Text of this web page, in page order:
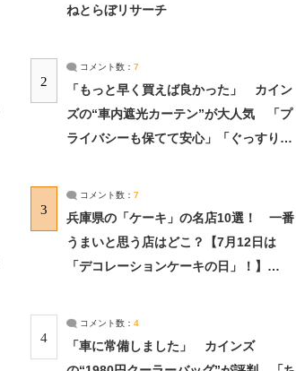
ねとらぼリサーチ
2
コメント数： 7
「もっと早く買えば良かった」 カイン
ズの“車内遮光カーテン”が大人気 「プ
ライバシーも保てて安心」「ぐっすり眠
3
コメント数： 7
兵庫県の「ケーキ」の名店10選！ 一番
うまいと思う店はどこ？【7月12日は
「デコレーションケーキの日」！】
4
コメント数： 4
「車に常備しました」 カインズ